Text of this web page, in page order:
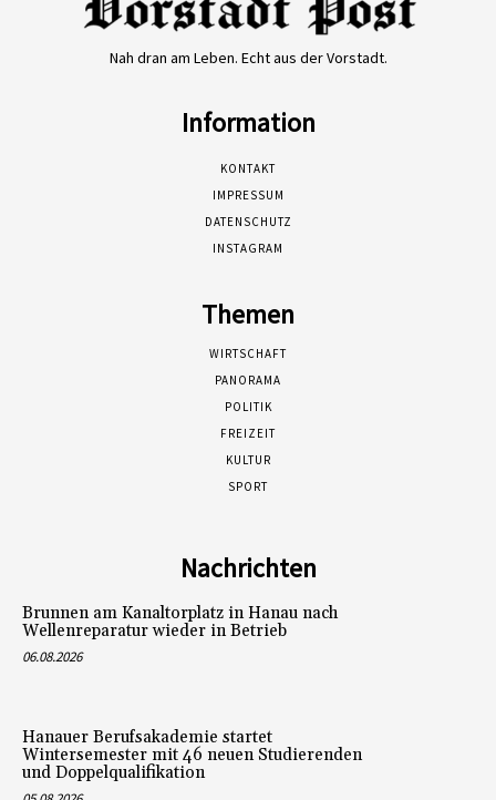
Nah dran am Leben. Echt aus der Vorstadt.
Information
KONTAKT
IMPRESSUM
DATENSCHUTZ
INSTAGRAM
Themen
WIRTSCHAFT
PANORAMA
POLITIK
FREIZEIT
KULTUR
SPORT
Nachrichten
Brunnen am Kanaltorplatz in Hanau nach
Wellenreparatur wieder in Betrieb
06.08.2026
Hanauer Berufsakademie startet
Wintersemester mit 46 neuen Studierenden
und Doppelqualifikation